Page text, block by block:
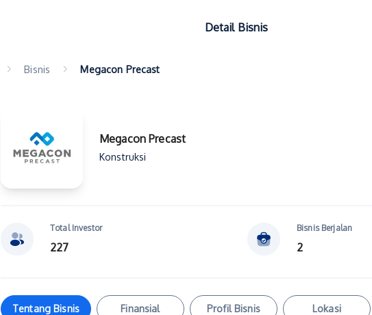
Detail Bisnis
Bisnis Megacon Precast
Megacon Precast
Konstruksi
Total Investor
227
Bisnis Berjalan
2
Tentang Bisnis Finansial Profil Bisnis Lokasi